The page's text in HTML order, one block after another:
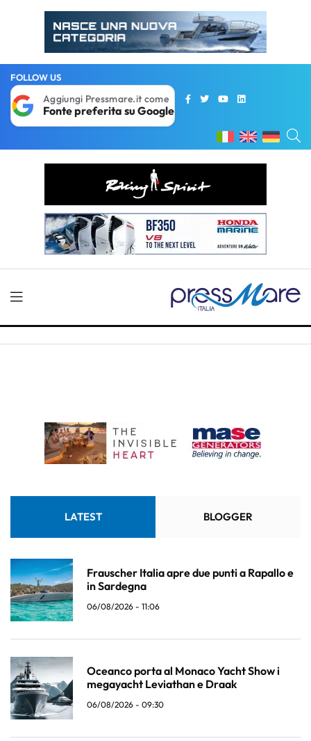
FOLLOW US
Aggiungi Pressmare.it come
Fonte preferita su Google
LATEST BLOGGER
Frauscher Italia apre due punti a Rapallo e
in Sardegna
06/08/2026 - 11:06
Oceanco porta al Monaco Yacht Show i
megayacht Leviathan e Draak
06/08/2026 - 09:30